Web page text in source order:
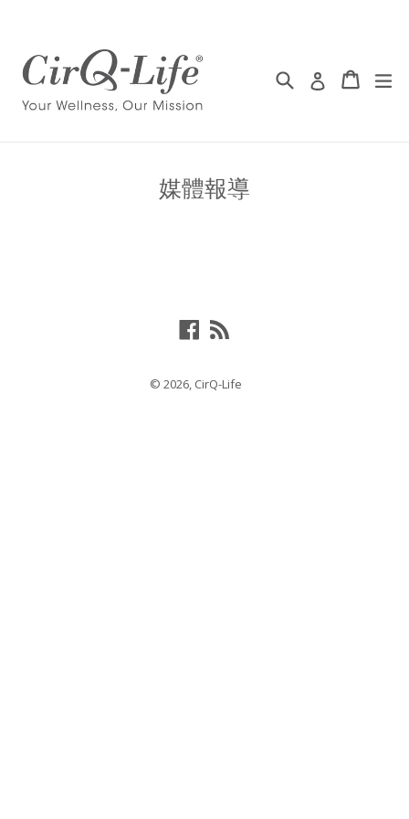
content
Search 搜尋Log in 登入
Cart
Cart
媒體報導
Facebook
© 2026, CirQ-Life